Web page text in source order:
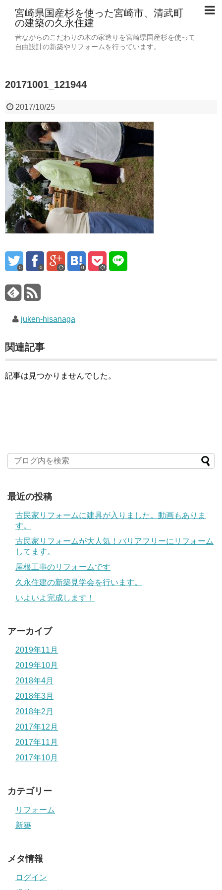
宮崎県国産杉を使った宮崎市、清武町
の建築の久永住建
昔ながらのこだわりの木の家造りを宮崎県国産杉を使って
自由設計の新築やリフォームを行っています。
20171001_121944
2017/10/25
0 0 0
juken-hisanaga
関連記事
記事は見つかりませんでした。
最近の投稿
古民家リフォームに建具が入りました。動画もありま
す。
古民家リフォームが大人気！バリアフリーにリフォーム
してます。
屋根工事のリフォームです
久永住建の新築見学会を行います。
いよいよ完成します！
アーカイブ
2019年11月
2019年10月
2018年4月
2018年3月
2018年2月
2017年12月
2017年11月
2017年10月
カテゴリー
リフォーム
新築
メタ情報
ログイン